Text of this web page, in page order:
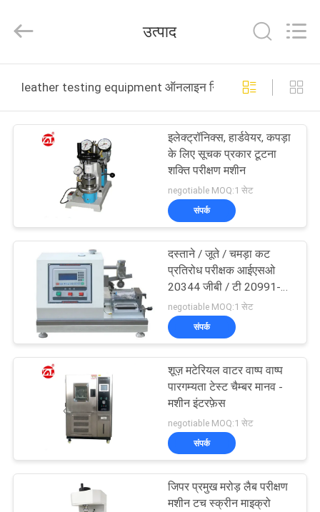
उत्पादों
बारे
कारखाना
भ्रमण
गुणवत्ता
संपर्क
करें
Technology
Rights
उत्पाद
leather testing equipment ऑनलाइन निर्माण
इलेक्ट्रॉनिक्स, हार्डवेयर, कपड़ा
के लिए सूचक प्रकार टूटना
शक्ति परीक्षण मशीन
negotiable MOQ:1 सेट
संपर्क
दस्ताने / जूते / चमड़ा कट
प्रतिरोध परीक्षक आईएसओ
20344 जीबी / टी 20991-
2007
negotiable MOQ:1 सेट
संपर्क
शूज़ मटेरियल वाटर वाष्प वाष्प
पारगम्यता टेस्ट चैम्बर मानव -
मशीन इंटरफ़ेस
negotiable MOQ:1 सेट
संपर्क
जिपर प्रमुख मरोड़ लैब परीक्षण
मशीन टच स्क्रीन माइक्रो